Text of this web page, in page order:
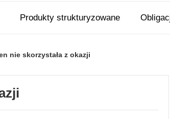
Produkty strukturyzowane
nie skorzystała z okazji